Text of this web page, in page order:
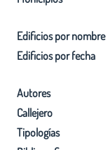
Edificios por nombre
Edificios por fecha
Autores
Callejero
Tipologías